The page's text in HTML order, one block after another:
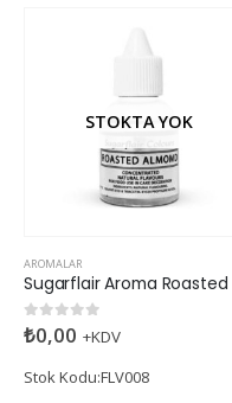
STOKTA YOK
AROMALAR
05 üzerinden
₺0,00 +KDV
Stok Kodu:FLV008